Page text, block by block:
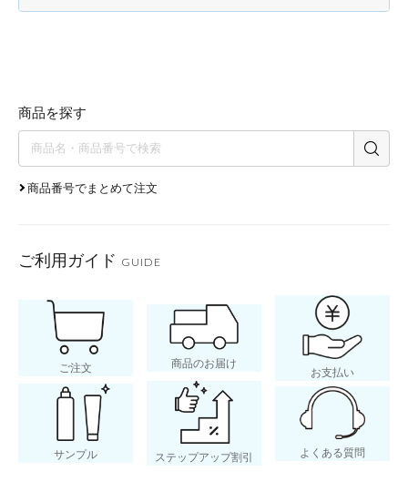
商品を探す
商品番号でまとめて注文
ご利用ガイド GUIDE
ご注文 商品のお届け
お支払い
サンプル ステップアップ割引 よくある質問